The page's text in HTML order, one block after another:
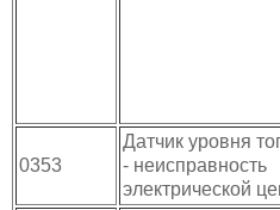
0353
Датчик уровня
- неисправность
электрической